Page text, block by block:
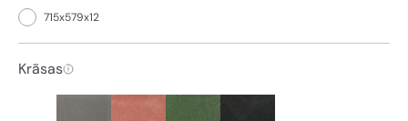
715x579x12
Krāsas